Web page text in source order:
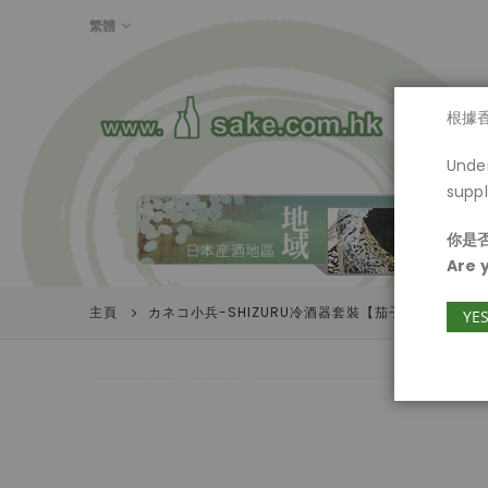
LANGUAGE
繁體
主頁 カネコ小兵-SHIZURU冷酒器套裝【茄子紺】
根據
你是
Are